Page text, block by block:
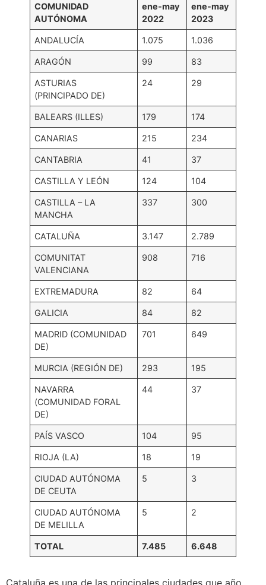
COMUNIDAD
AUTÓNOMA
ene-may
2022
ene-may
2023
ANDALUCÍA 1.075 1.036
ARAGÓN 99 83
ASTURIAS
(PRINCIPADO DE)
24 29
BALEARS (ILLES) 179 174
CANARIAS 215 234
CANTABRIA 41 37
CASTILLA Y LEÓN 124 104
CASTILLA – LA
MANCHA
337 300
CATALUÑA 3.147 2.789
COMUNITAT
VALENCIANA
908 716
EXTREMADURA 82 64
GALICIA 84 82
MADRID (COMUNIDAD
DE)
701 649
MURCIA (REGIÓN DE) 293 195
NAVARRA
(COMUNIDAD FORAL
DE)
44 37
PAÍS VASCO 104 95
RIOJA (LA) 18 19
CIUDAD AUTÓNOMA
DE CEUTA
5 3
CIUDAD AUTÓNOMA
DE MELILLA
5 2
TOTAL 7.485 6.648
Cataluña es una de las principales ciudades que año